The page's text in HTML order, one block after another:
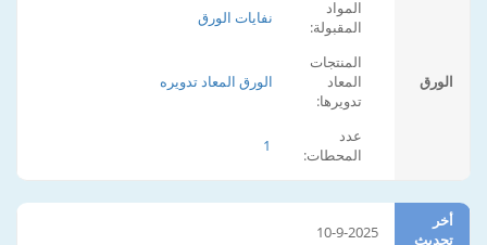
الورق
المواد
المقبولة:
نفايات الورق
المنتجات
المعاد
تدويرها:
الورق المعاد تدويره
عدد
المحطات:
1
أخر
تحديث
10-9-2025